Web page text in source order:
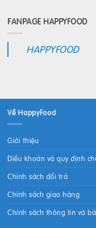
FANPAGE HAPPYFOOD
HAPPYFOOD
Về HappyFood
Giới thiệu
Điều khoản và quy định
Chính sách đổi trả
Chính sách giao hàng
Chính sách thông tin và